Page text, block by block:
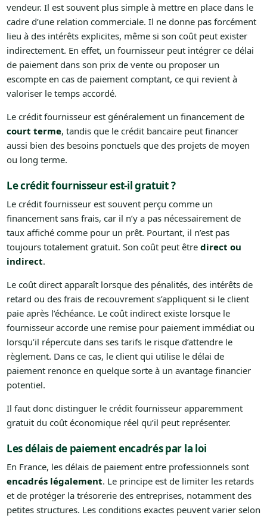
vendeur. Il est souvent plus simple à mettre en place dans le
cadre d’une relation commerciale. Il ne donne pas forcément
lieu à des intérêts explicites, même si son coût peut exister
indirectement. En effet, un fournisseur peut intégrer ce délai
de paiement dans son prix de vente ou proposer un
escompte en cas de paiement comptant, ce qui revient à
valoriser le temps accordé.
Le crédit fournisseur est généralement un financement de
court terme, tandis que le crédit bancaire peut financer
aussi bien des besoins ponctuels que des projets de moyen
ou long terme.
Le crédit fournisseur est-il gratuit ?
Le crédit fournisseur est souvent perçu comme un
financement sans frais, car il n’y a pas nécessairement de
taux affiché comme pour un prêt. Pourtant, il n’est pas
toujours totalement gratuit. Son coût peut être direct ou
indirect.
Le coût direct apparaît lorsque des pénalités, des intérêts de
retard ou des frais de recouvrement s’appliquent si le client
paie après l’échéance. Le coût indirect existe lorsque le
fournisseur accorde une remise pour paiement immédiat ou
lorsqu’il répercute dans ses tarifs le risque d’attendre le
règlement. Dans ce cas, le client qui utilise le délai de
paiement renonce en quelque sorte à un avantage financier
potentiel.
Il faut donc distinguer le crédit fournisseur apparemment
gratuit du coût économique réel qu’il peut représenter.
Les délais de paiement encadrés par la loi
En France, les délais de paiement entre professionnels sont
encadrés légalement. Le principe est de limiter les retards
et de protéger la trésorerie des entreprises, notamment des
petites structures. Les conditions exactes peuvent varier selon